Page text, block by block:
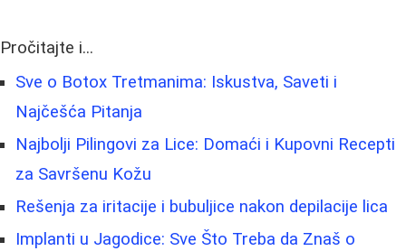
Pročitajte i...
Sve o Botox Tretmanima: Iskustva, Saveti i
Najčešća Pitanja
Najbolji Pilingovi za Lice: Domaći i Kupovni Recepti
za Savršenu Kožu
Rešenja za iritacije i bubuljice nakon depilacije lica
Implanti u Jagodice: Sve Što Treba da Znaš o